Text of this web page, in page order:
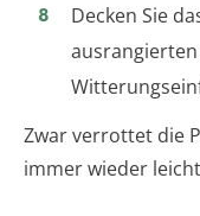
Decken Sie
Zwar verrottet die
immer wieder